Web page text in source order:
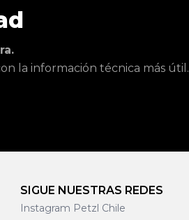
la información técnica más útil.
SIGUE NUESTRAS REDES
Instagram Petzl Chile